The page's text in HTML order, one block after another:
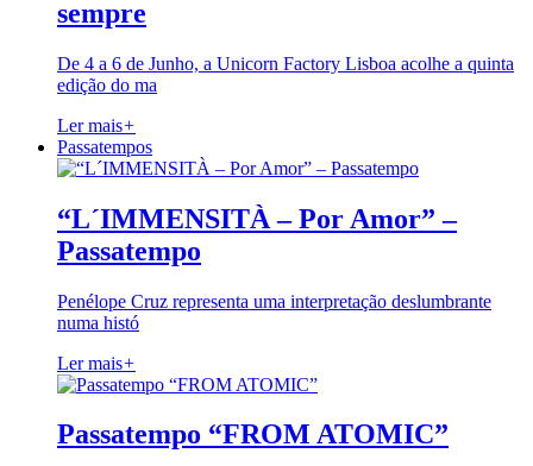
sempre
De 4 a 6 de Junho, a Unicorn Factory Lisboa acolhe a quinta
edição do ma
Ler mais+
Passatempos
“L´IMMENSITÀ – Por Amor” –
Passatempo
Penélope Cruz representa uma interpretação deslumbrante
numa histó
Ler mais+
Passatempo “FROM ATOMIC”